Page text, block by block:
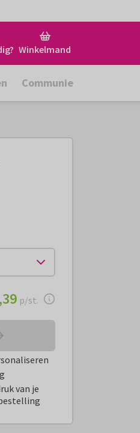
Winkelmand
Communie
per stuk
p/st.
van je